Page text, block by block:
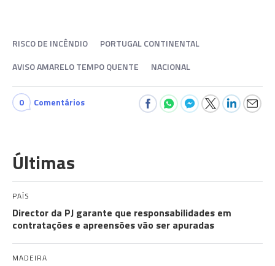
RISCO DE INCÊNDIO
PORTUGAL CONTINENTAL
AVISO AMARELO TEMPO QUENTE
NACIONAL
0 Comentários
Últimas
PAÍS
Director da PJ garante que responsabilidades em
contratações e apreensões vão ser apuradas
MADEIRA